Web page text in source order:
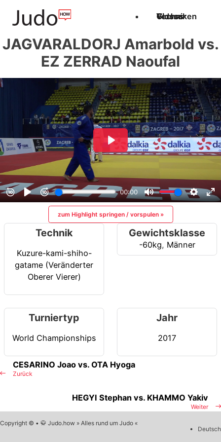
Techniken
Videos
Glossar
JAGVARALDORJ Amarbold vs.
EZ ZERRAD Naoufal
zum Highlight springen / vorspulen »
Technik
Kuzure-kami-shiho-
gatame (Veränderter
Oberer Vierer)
Gewichtsklasse
-60kg, Männer
Turniertyp
World Championships
Jahr
2017
Zurück
CESARINO Joao vs. OTA Hyoga
Weiter
HEGYI Stephan vs. KHAMMO Yakiv
Copyright © • 🥋 Judo.how » Alles rund um Judo «
Deutsch